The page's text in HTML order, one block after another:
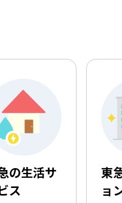
の生活サ
ス
東
ョ